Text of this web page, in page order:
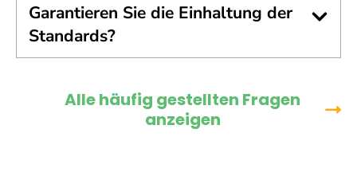
Garantieren Sie die Einhaltung der
Standards?
Alle häufig gestellten Fragen
anzeigen